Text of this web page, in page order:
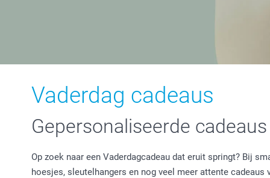
Vaderdag cadeaus
Gepersonaliseerde
Op zoek naar een Vaderdagcadeau dat eruit springt? Bij
hoesjes, sleutelhangers en nog veel meer attente